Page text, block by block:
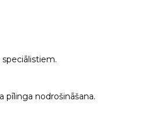
pīlinga nodrošināšana.